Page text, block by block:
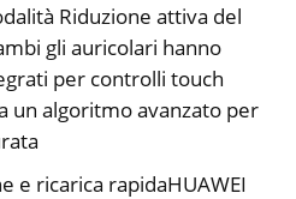
Riduzione attiva del
gli auricolari hanno
per controlli touch
un algoritmo avanzato per
e ricarica rapidaHUAWEI